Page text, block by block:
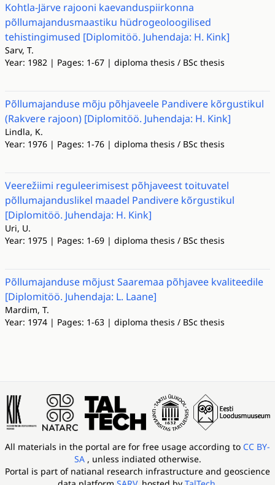
Kohtla-Järve rajooni kaevanduspiirkonna
põllumajandusmaastiku hüdrogeoloogilised
tehistingimused [Diplomitöö. Juhendaja: H. Kink]
Sarv, T.
Year: 1982 | Pages: 1-67 | diploma thesis / BSc thesis
Põllumajanduse mõju põhjaveele Pandivere kõrgustikul
(Rakvere rajoon) [Diplomitöö. Juhendaja: H. Kink]
Lindla, K.
Year: 1976 | Pages: 1-76 | diploma thesis / BSc thesis
Veerežiimi reguleerimisest põhjaveest toituvatel
põllumajanduslikel maadel Pandivere kõrgustikul
[Diplomitöö. Juhendaja: H. Kink]
Uri, U.
Year: 1975 | Pages: 1-69 | diploma thesis / BSc thesis
Põllumajanduse mõjust Saaremaa põhjavee kvaliteedile
[Diplomitöö. Juhendaja: L. Laane]
Mardim, T.
Year: 1974 | Pages: 1-63 | diploma thesis / BSc thesis
All materials in the portal are for free usage according to CC BY-
SA , unless indiated otherwise.
Portal is part of natianal research infrastructure and geoscience